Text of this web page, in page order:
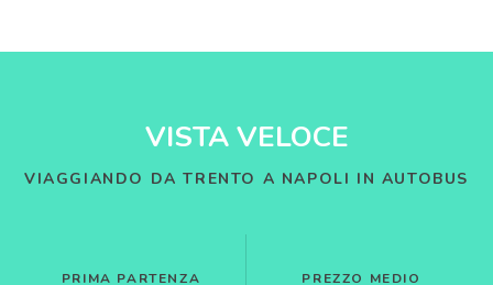
VISTA VELOCE
VIAGGIANDO DA TRENTO A NAPOLI IN AUTOBUS
PRIMA PARTENZA PREZZO MEDIO